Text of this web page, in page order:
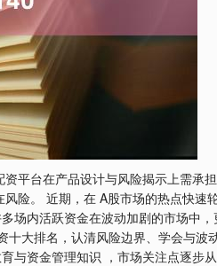
平台在产品设计与风险揭示上需承
险。 近期，在 A股市场的热点快速
场内活跃资金在波动加剧的市场中
大排名，认清风险边界、学会与波
与资金管理知识 ，市场关注点逐步